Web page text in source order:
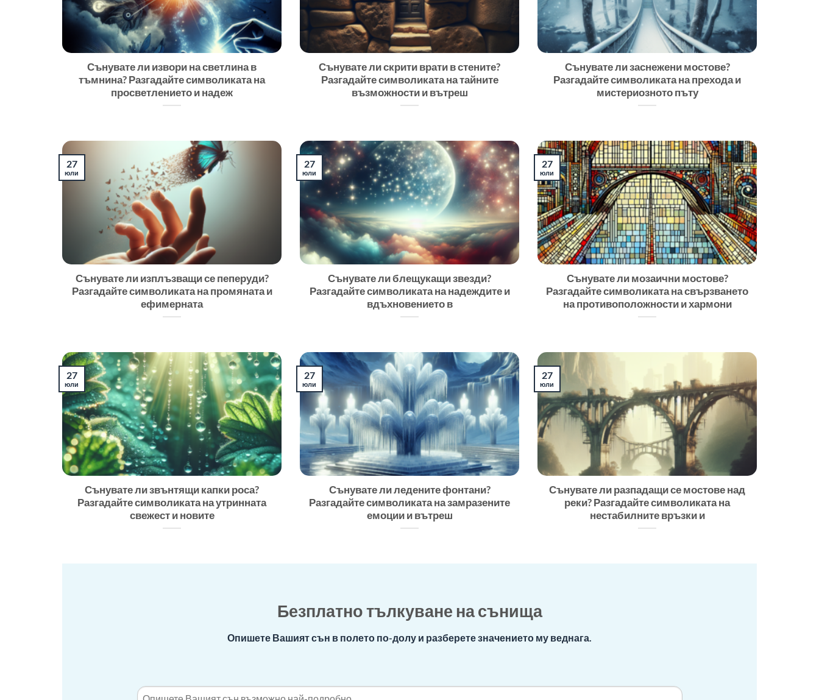
Сънувате ли извори на светлина в
тъмнина? Разгадайте символиката на
просветлението и надеж
Сънувате ли скрити врати в стените?
Разгадайте символиката на тайните
възможности и вътреш
Сънувате ли заснежени мостове?
Разгадайте символиката на прехода и
мистериозното пъту
Сънувате ли изплъзващи се пеперуди?
Разгадайте символиката на промяната и
ефимерната
27
юли
Сънувате ли блещукащи звезди?
Разгадайте символиката на надеждите и
вдъхновението в
27
юли
Сънувате ли мозаични мостове?
Разгадайте символиката на свързването
на противоположности и хармони
27
юли
Сънувате ли звънтящи капки роса?
Разгадайте символиката на утринната
свежест и новите
27
юли
Сънувате ли ледените фонтани?
Разгадайте символиката на замразените
емоции и вътреш
27
юли
Сънувате ли разпадащи се мостове над
реки? Разгадайте символиката на
нестабилните връзки и
27
юли
Безплатно тълкуване на сънища
Опишете Вашият сън в полето по-долу и разберете значението му веднага.